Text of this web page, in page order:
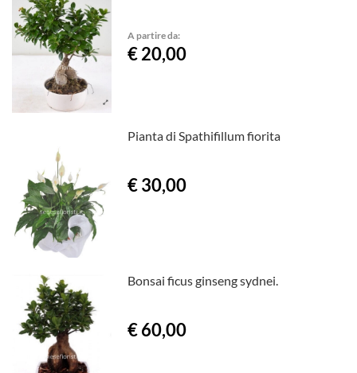
A partire da:
€ 20,00
Pianta di Spathifillum fiorita
€ 30,00
Bonsai ficus ginseng sydnei.
€ 60,00